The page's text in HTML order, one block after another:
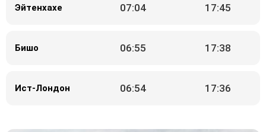
Эйтенхахе 07:04 17:45
Бишо 06:55 17:38
Ист-Лондон 06:54 17:36